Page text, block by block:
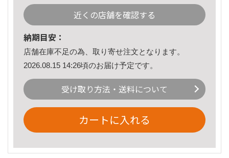
近くの店舗を確認する
納期目安：
店舗在庫不足の為、取り寄せ注文となります。
2026.08.15 14:26頃のお届け予定です。
受け取り方法・送料について
カートに入れる